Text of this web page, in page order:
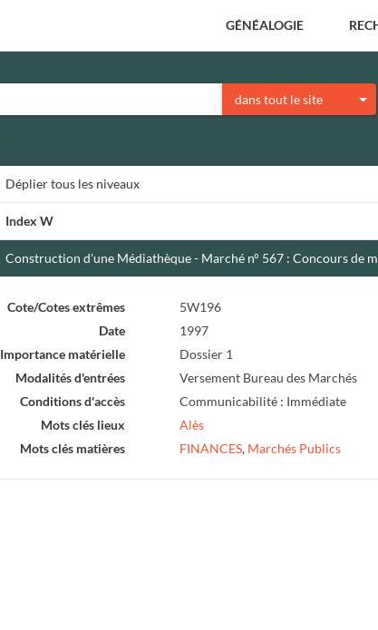
GÉNÉALOGIE
dans tout le site
Dépliertous les niveaux
Index W
Construction d'une Médiathèque - Marché n° 567 : Concours de
Cote/Cotes extrêmes
5W196
Date
1997
Importance matérielle
Dossier 1
Modalités d'entrées
Versement Bureau des Marchés
Conditions d'accès
Communicabilité : Immédiate
Mots clés lieux
Alès
Mots clés matières
FINANCES, Marchés Publics